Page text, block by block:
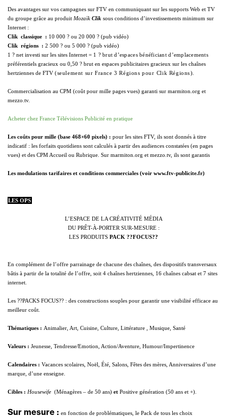
Des avantages sur vos campagnes sur FTV en communiquant sur les supports Web et TV
du groupe grâce au produit Mozaïk Clik sous conditions d’investissements minimum sur
Internet :
Clik  classique  : 10 000 ? ou 20 000 ? (pub vidéo)
Clik  régions  : 2 500 ? ou 5 000 ? (pub vidéo)
1 ? net investi sur les sites Internet = 1 ? brut d’espaces bénéficiant d’emplacements
préférentiels gracieux ou 0,50 ? brut en espaces publicitaires gracieux sur les chaînes
hertziennes de FTV (seulement sur France 3 Régions pour Clik Régions).
Commercialisation au CPM (coût pour mille pages vues) garanti sur marmiton.org et
mezzo.tv.
Acheter chez France Télévisions Publicité en pratique
Les coûts pour mille (base 468×60 pixels) : pour les sites FTV, ils sont donnés à titre
indicatif : les forfaits quotidiens sont calculés à partir des audiences constatées (en pages
vues) et des CPM Accueil ou Rubrique. Sur marmiton.org et mezzo.tv, ils sont garantis
Les modulations tarifaires et conditions commerciales (voir www.ftv-publicite.fr)
LES OPS
L’ESPACE DE LA CRÉATIVITÉ MÉDIA
DU PRÊT-À-PORTER SUR-MESURE :
LES PRODUITS PACK ??FOCUS??
En complément de l’offre parrainage de chacune des chaînes, des dispositifs transversaux
bâtis à partir de la totalité de l’offre, soit 4 chaînes hertziennes, 16 chaînes cabsat et 7 sites
internet.
Les ??PACKS FOCUS?? : des constructions souples pour garantir une visibilité efficace au
meilleur coût.
Thématiques : Animalier, Art, Cuisine, Culture, Littérature , Musique, Santé
Valeurs : Jeunesse, Tendresse/Emotion, Action/Aventure, Humour/Impertinence
Calendaires : Vacances scolaires, Noël, Été, Salons, Fêtes des mères, Anniversaires d’une
marque, d’une enseigne.
Cibles : Housewife (Ménagères – de 50 ans) et Positive génération (50 ans et +).
Sur mesure : en fonction de problématiques, le Pack de tous les choix